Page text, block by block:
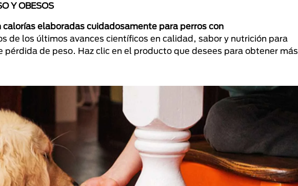
Y OBESOS
elaboradas cuidadosamente para perros con
de los últimos avances científicos en calidad, sabor y nutrición para
de peso. Haz clic en el producto que desees para obtener más